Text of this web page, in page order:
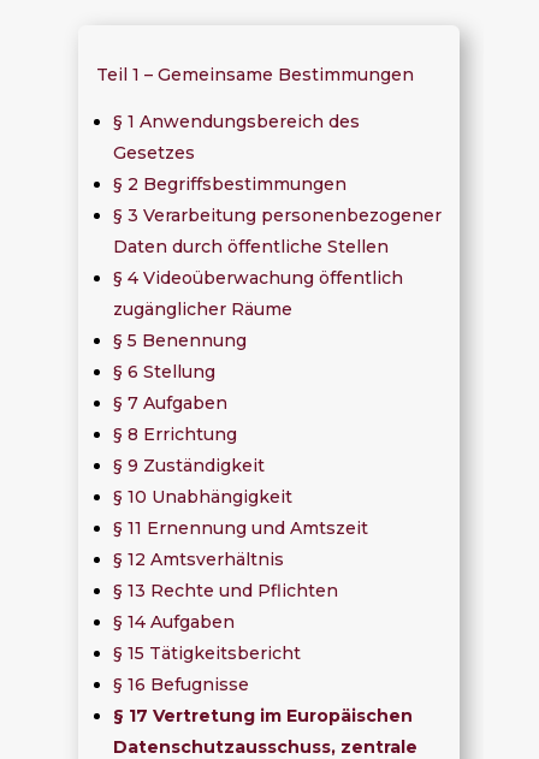
Teil 1 – Gemeinsame Bestimmungen
§ 1 Anwendungsbereich des
Gesetzes
§ 2 Begriffsbestimmungen
§ 3 Verarbeitung personenbezogener
Daten durch öffentliche Stellen
§ 4 Videoüberwachung öffentlich
zugänglicher Räume
§ 5 Benennung
§ 6 Stellung
§ 7 Aufgaben
§ 8 Errichtung
§ 9 Zuständigkeit
§ 10 Unabhängigkeit
§ 11 Ernennung und Amtszeit
§ 12 Amtsverhältnis
§ 13 Rechte und Pflichten
§ 14 Aufgaben
§ 15 Tätigkeitsbericht
§ 16 Befugnisse
§ 17 Vertretung im Europäischen
Datenschutzausschuss, zentrale